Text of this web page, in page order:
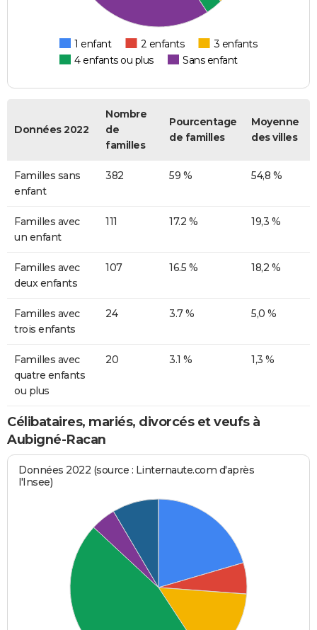
1 enfant 2 enfants
3 enfants
4 enfants ou plus
Sans enfant
Données 2022
Nombre
de
familles
Pourcentage
de familles
Moyenne
des villes
Familles sans
enfant
382 59 % 54,8 %
Familles avec
un enfant
111 17.2 % 19,3 %
Familles avec
deux enfants
107 16.5 % 18,2 %
Familles avec
trois enfants
24 3.7 % 5,0 %
Familles avec
quatre enfants
ou plus
20 3.1 % 1,3 %
Célibataires, mariés, divorcés et veufs à
Aubigné-Racan
Données 2022 (source : Linternaute.com d'après
l'Insee)